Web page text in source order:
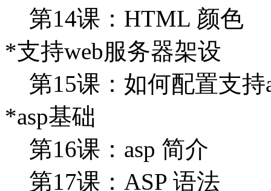
第14课：HTML 颜色
*支持web服务器架设
第15课：如何配置支持
*asp基础
第16课：asp 简介
第17课：ASP 语法